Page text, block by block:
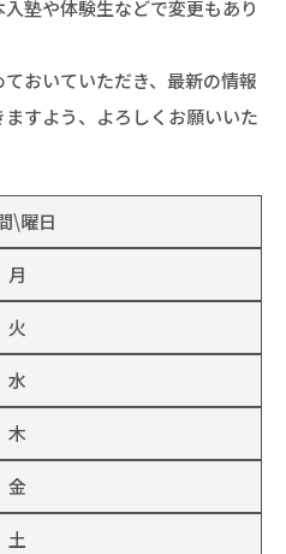
塾や体験生などで変更もあり
ておいていただき、最新の情報
ますよう、よろしくお願いいた
\曜日
月
火
水
木
金
土